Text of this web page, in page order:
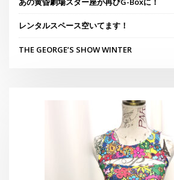
胸あきトップスポップ調
¥4,400